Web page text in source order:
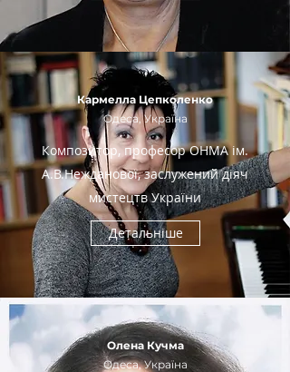
Кармелла Цепколенко
Одеса, Україна
Композитор, професор ОНМА ім.
А.В.Нежданової, заслужений діяч
мистецтв України
Детальніше
Олена Кучма
Одеса, Україна